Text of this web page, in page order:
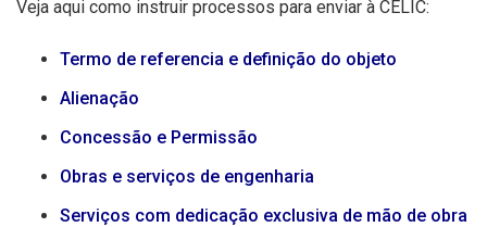
Veja aqui como instruir processos para enviar à CELIC:
Termo de referencia e definição do objeto
Alienação
Concessão e Permissão
Obras e serviços de engenharia
Serviços com dedicação exclusiva de mão de obra